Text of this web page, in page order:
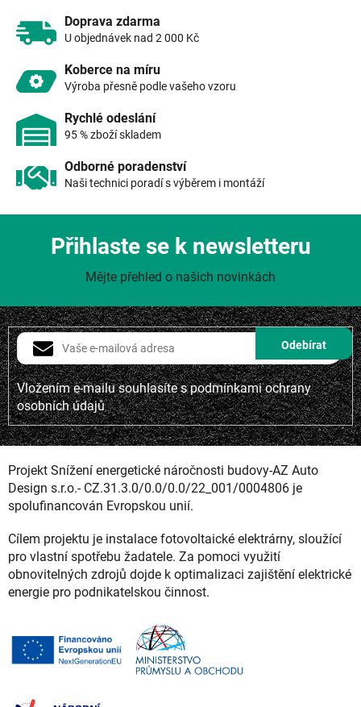
k
ý
Doprava zdarma
U objednávek nad 2 000 Kč
Koberce na míru
Výroba přesně podle vašeho vzoru
Rychlé odeslání
95 % zboží skladem
Odborné poradenství
Naši technici poradí s výběrem i montáží
Vložením e-mailu souhlasíte spodmínkami ochrany
osobních údajů
Přihlaste se k newsletteru
Mějte přehled o našich novinkách
Projekt Snížení energetické náročnosti budovy-AZ Auto
Design s.r.o.- CZ.31.3.0/0.0/0.0/22_001/0004806 je
spolufinancován Evropskou unií.
Cílem projektu je instalace fotovoltaické elektrárny, sloužící
pro vlastní spotřebu žadatele. Za pomoci využití
obnovitelných zdrojů dojde k optimalizaci zajištění elektrické
energie pro podnikatelskou činnost.